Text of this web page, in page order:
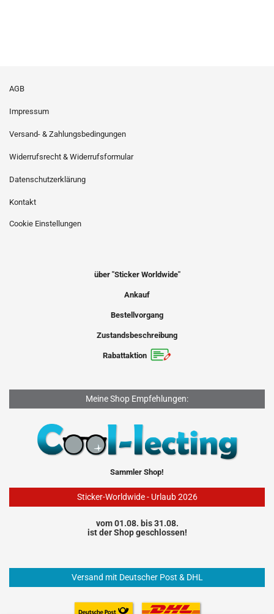
AGB
Impressum
Versand- & Zahlungsbedingungen
Widerrufsrecht & Widerrufsformular
Datenschutzerklärung
Kontakt
Cookie Einstellungen
über "Sticker Worldwide"
Ankauf
Bestellvorgang
Zustandsbeschreibung
Rabattaktion
Meine Shop Empfehlungen:
Sammler Shop!
Sticker-Worldwide - Urlaub 2026
vom 01.08. bis 31.08.
ist der Shop geschlossen!
Versand mit Deutscher Post & DHL